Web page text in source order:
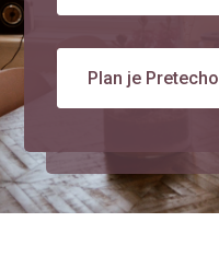
Plan je Pretecho